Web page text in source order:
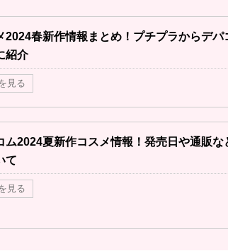
2024春新作情報まとめ！プチプラからデパ
紹介
見る
ム2024夏新作コスメ情報！発売日や通販な
て
見る